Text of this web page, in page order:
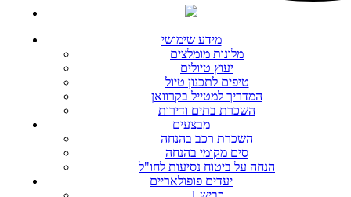
מידע שימושי
מלונות מומלצים
יעוץ טיולים
טיפים לתכנון טיול
המדריך למטייל בקרוואן
השכרת בתים ודירות
מבצעים
השכרת רכב בהנחה
סים מקומי בהנחה
הנחה על ביטוח נסיעות לחו"ל
יעדים פופולאריים